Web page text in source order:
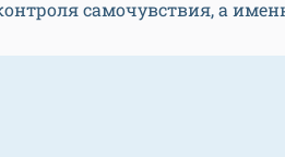
самочувствия, а